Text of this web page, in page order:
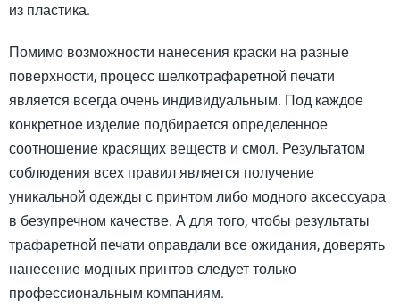
из пластика.
Помимо возможности нанесения краски на разные
поверхности, процесс шелкотрафаретной печати
является всегда очень индивидуальным. Под каждое
конкретное изделие подбирается определенное
соотношение красящих веществ и смол. Результатом
соблюдения всех правил является получение
уникальной одежды с принтом либо модного аксессуара
в безупречном качестве. А для того, чтобы результаты
трафаретной печати оправдали все ожидания, доверять
нанесение модных принтов следует только
профессиональным компаниям.